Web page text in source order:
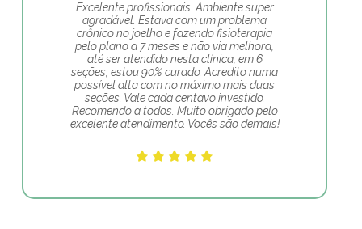
Excelente profissionais. Ambiente super
agradável. Estava com um problema
crônico no joelho e fazendo fisioterapia
pelo plano a 7 meses e não via melhora,
até ser atendido nesta clínica, em 6
seções, estou 90% curado. Acredito numa
possível alta com no máximo mais duas
seções. Vale cada centavo investido.
Recomendo a todos. Muito obrigado pelo
excelente atendimento. Vocês são demais!